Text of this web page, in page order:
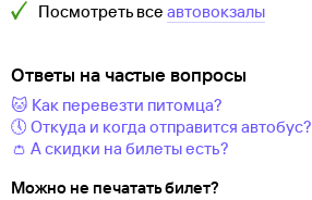
Посмотреть все автовокзалы
Ответы на частые вопросы
🐱 Как перевезти питомца?
🕔 Откуда и когда отправится автобус?
👛 А скидки на билеты есть?
Можно не печатать билет?